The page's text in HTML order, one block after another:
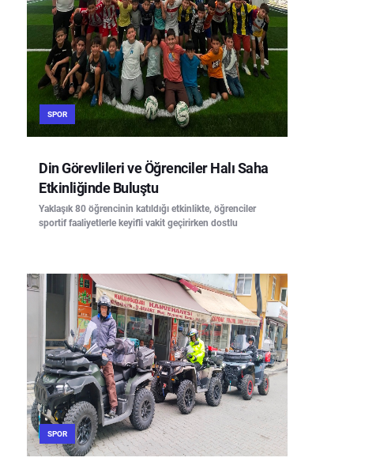
SPOR
Din Görevlileri ve Öğrenciler Halı Saha
Etkinliğinde Buluştu
Yaklaşık 80 öğrencinin katıldığı etkinlikte, öğrenciler
sportif faaliyetlerle keyifli vakit geçirirken dostlu
SPOR